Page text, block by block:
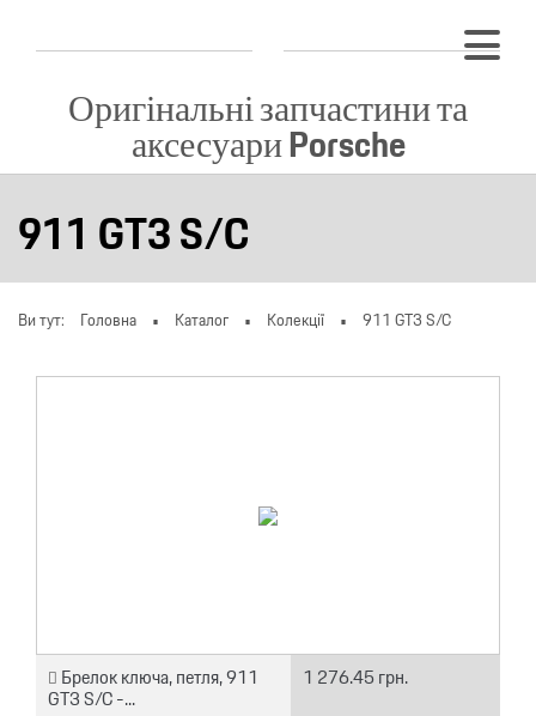
Оригінальні запчастини та
аксесуари Porsche
911 GT3 S/C
Ви тут: Головна Каталог Колекції 911 GT3 S/C
Брелок ключа, петля, 911
GT3 S/C -...
1 276.45 грн.